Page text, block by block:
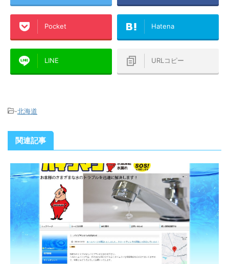
Pocket Hatena
LINE URLコピー
-北海道
関連記事